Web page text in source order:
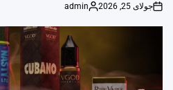
on
جولای 25, 2026
Posted
admin